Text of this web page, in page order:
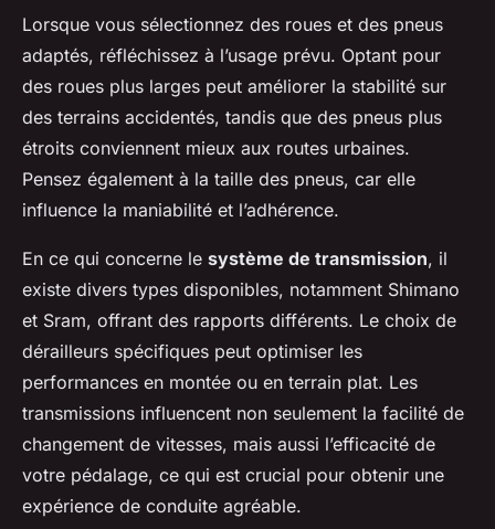
Lorsque vous sélectionnez des roues et des pneus
adaptés, réfléchissez à l’usage prévu. Optant pour
des roues plus larges peut améliorer la stabilité sur
des terrains accidentés, tandis que des pneus plus
étroits conviennent mieux aux routes urbaines.
Pensez également à la taille des pneus, car elle
influence la maniabilité et l’adhérence.
En ce qui concerne le système de transmission, il
existe divers types disponibles, notamment Shimano
et Sram, offrant des rapports différents. Le choix de
dérailleurs spécifiques peut optimiser les
performances en montée ou en terrain plat. Les
transmissions influencent non seulement la facilité de
changement de vitesses, mais aussi l’efficacité de
votre pédalage, ce qui est crucial pour obtenir une
expérience de conduite agréable.